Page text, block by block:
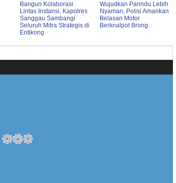
Bangun Kolaborasi
Lintas Instansi, Kapolres
Sanggau Sambangi
Seluruh Mitra Strategis di
Entikong
Wujudkan Parindu Lebih
Nyaman, Polisi Amankan
Belasan Motor
Berknalpot Brong